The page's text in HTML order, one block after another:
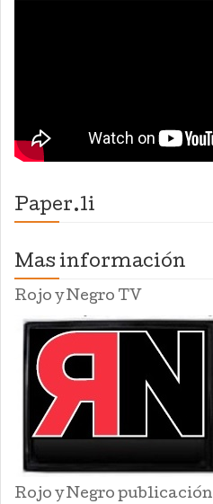
Paper.li
Mas información
Rojo y Negro TV
Rojo y Negro publicación